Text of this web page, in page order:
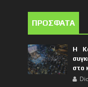
ΠΡΟΣΦΑΤΑ
Η
στο